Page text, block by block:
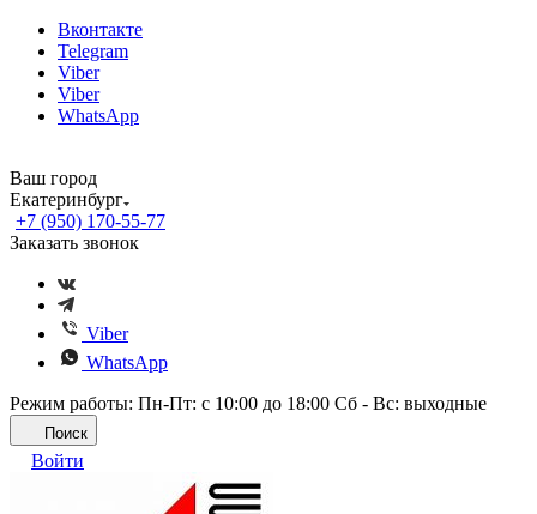
Вконтакте
Telegram
Viber
Viber
WhatsApp
Ваш город
Екатеринбург
+7 (950) 170-55-77
Заказать звонок
Viber
WhatsApp
Режим работы: Пн-Пт: с 10:00 до 18:00 Сб - Вс: выходные
Поиск
Войти